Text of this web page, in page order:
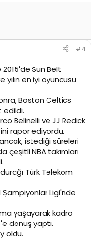
#4
2015'de Sun Belt
yılın en iyi oyuncusu
Boston Celtics
edildi.
Belinelli ve JJ Redick
rapor ediyordu.
ancak, istediği süreleri
çeşitli NBA takımları
Türk Telekom
Ligi'nde
yaşayarak kadro
dönüş yaptı.
oldu.